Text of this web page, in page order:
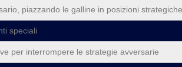
piazzando le galline in posizioni strategiche
speciali
per interrompere le strategie avversarie